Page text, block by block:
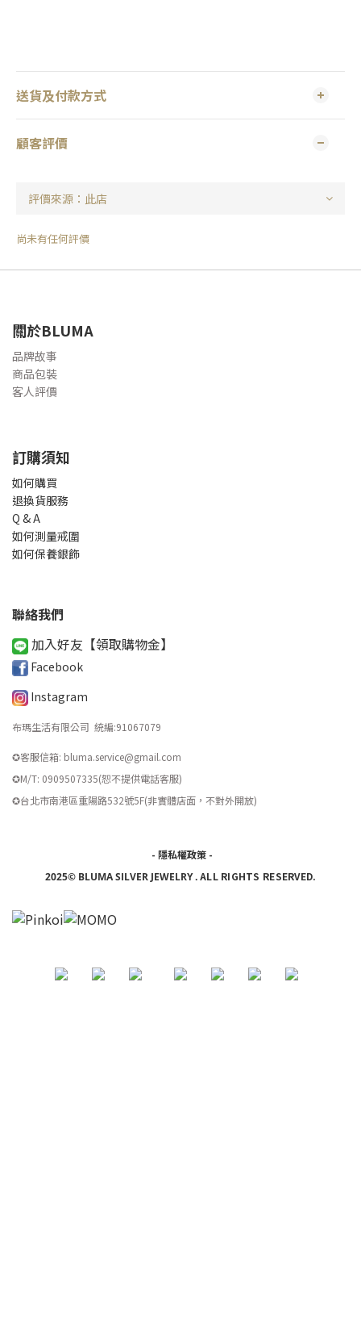
送貨及付款方式
顧客評價
尚未有任何評價
關於BLUMA
品牌故事
商品包裝
客人評價
訂購須知
如何購買
退換貨服務
Q & A
如何測量戒圍
如何保養銀飾
聯絡我們
加入好友【領取購物金】
Facebook
Instagram
布瑪生活有限公司 統編:91067079
✪客服信箱: bluma.service@gmail.com
✪M/T: 0909507335(恕不提供電話客服)
​✪台北市南港區重陽路532號5F(非實體店面，不對外開放)
- 隱私權政策-
2025© BLUMA SILVER JEWELRY.ALL RIGHTS RESERVED.